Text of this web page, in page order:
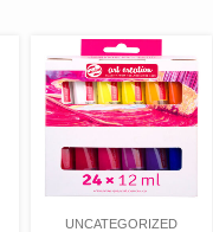
UNCATEGORIZED